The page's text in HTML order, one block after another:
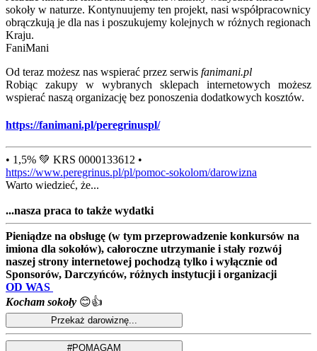
sokoły w naturze. Kontynuujemy ten projekt, nasi współpracownicy
obrączkują je dla nas i poszukujemy kolejnych w różnych regionach
Kraju.
FaniMani
Od teraz możesz nas wspierać przez serwis fanimani.pl
Robiąc zakupy w wybranych sklepach internetowych możesz
wspierać naszą organizację bez ponoszenia dodatkowych kosztów.
https://fanimani.pl/peregrinuspl/
• 1,5% 💚 KRS 0000133612 •
https://www.peregrinus.pl/pl/pomoc-sokolom/darowizna
Warto wiedzieć, że...
...nasza praca to także wydatki
Pieniądze na obsługę (w tym przeprowadzenie konkursów na
imiona dla sokołów), całoroczne utrzymanie i stały rozwój
naszej strony internetowej pochodzą tylko i wyłącznie od
Sponsorów, Darczyńców, różnych instytucji i organizacji
OD WAS
Kocham sokoły 😊👍